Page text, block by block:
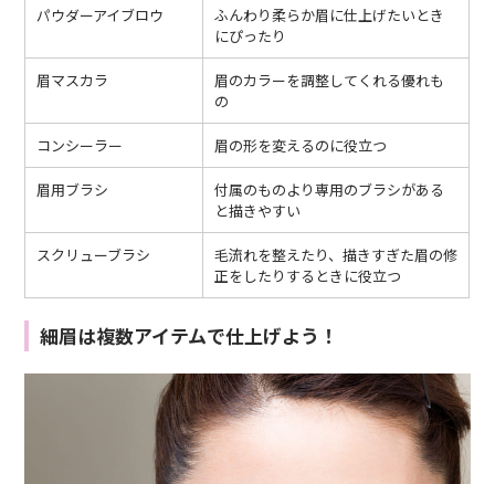
パウダーアイブロウ
ふんわり柔らか眉に仕上げたいとき
にぴったり
眉マスカラ
眉のカラーを調整してくれる優れも
の
コンシーラー 眉の形を変えるのに役立つ
眉用ブラシ
付属のものより専用のブラシがある
と描きやすい
スクリューブラシ
毛流れを整えたり、描きすぎた眉の修
正をしたりするときに役立つ
細眉は複数アイテムで仕上げよう！